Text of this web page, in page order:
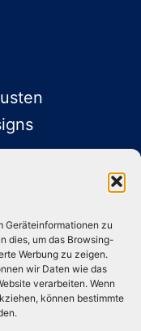
Geräteinformationen zu
dies, um das Browsing-
Werbung zu zeigen.
wir Daten wie das
verarbeiten. Wenn
können bestimmte